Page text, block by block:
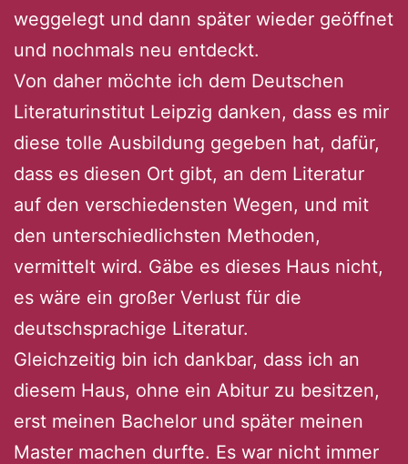
weggelegt und dann später wieder geöffnet
und nochmals neu entdeckt.
Von daher möchte ich dem Deutschen
Literaturinstitut Leipzig danken, dass es mir
diese tolle Ausbildung gegeben hat, dafür,
dass es diesen Ort gibt, an dem Literatur
auf den verschiedensten Wegen, und mit
den unterschiedlichsten Methoden,
vermittelt wird. Gäbe es dieses Haus nicht,
es wäre ein großer Verlust für die
deutschsprachige Literatur.
Gleichzeitig bin ich dankbar, dass ich an
diesem Haus, ohne ein Abitur zu besitzen,
erst meinen Bachelor und später meinen
Master machen durfte. Es war nicht immer